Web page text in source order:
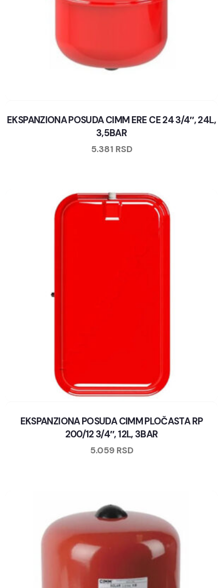
EKSPANZIONA POSUDA CIMM ERE CE 24 3/4″, 24L,
3,5BAR
5.381 RSD
EKSPANZIONA POSUDA CIMM PLOČASTA RP
200/12 3/4″, 12L, 3BAR
5.059 RSD